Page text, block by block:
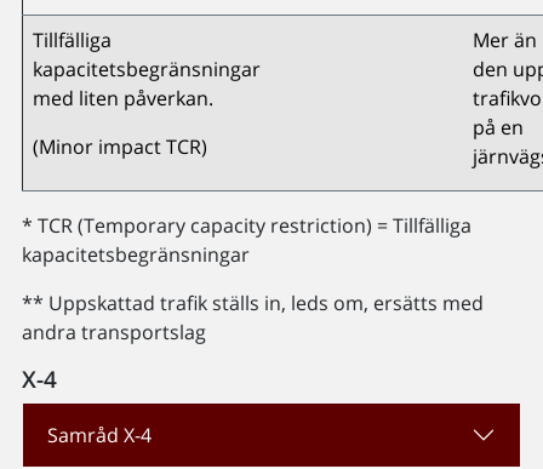
Tillfälliga
kapacitetsbegränsningar
med liten påverkan.
(Minor impact TCR)
Mer än
den
på en
* TCR (Temporary capacity restriction) = Tillfälliga
kapacitetsbegränsningar
** Uppskattad trafik ställs in, leds om, ersätts med
andra transportslag
X-4
Samråd X-4